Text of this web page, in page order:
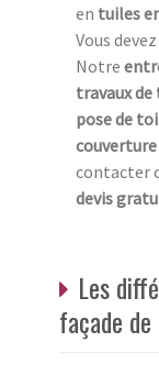
en tuiles
Vous
Notre
travaux
pose de
contacter
devis
Les
façade